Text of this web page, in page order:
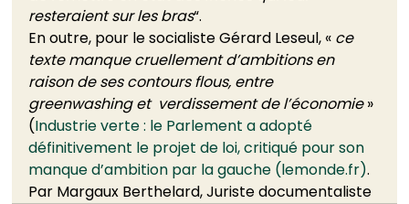
resteraient sur les bras“.
En outre, pour le socialiste Gérard Leseul, « ce
texte manque cruellement d’ambitions en
raison de ses contours flous, entre
greenwashing et  verdissement de l’économie »
(Industrie verte : le Parlement a adopté
définitivement le projet de loi, critiqué pour son
manque d’ambition par la gauche (lemonde.fr).
Par Margaux Berthelard, Juriste documentaliste